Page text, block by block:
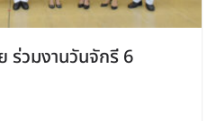
ร่วมงานวันจักรี 6